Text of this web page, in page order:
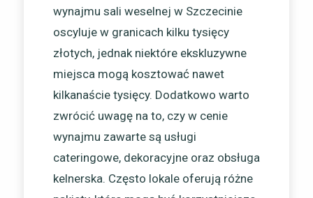
wynajmu sali weselnej w Szczecinie
oscyluje w granicach kilku tysięcy
złotych, jednak niektóre ekskluzywne
miejsca mogą kosztować nawet
kilkanaście tysięcy. Dodatkowo warto
zwrócić uwagę na to, czy w cenie
wynajmu zawarte są usługi
cateringowe, dekoracyjne oraz obsługa
kelnerska. Często lokale oferują różne